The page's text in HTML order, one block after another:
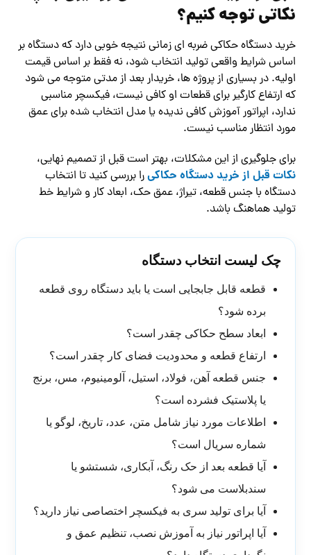
نکاتی توجه کنیم؟
خرید دستگاه حکاکی ضربه ای زمانی نتیجه خوبی دارد که دستگاه بر
اساس شرایط واقعی تولید انتخاب شود، نه فقط بر اساس قیمت
اولیه. در بسیاری از پروژه ها، خریدار بعد از مدتی متوجه می شود
که ارتفاع کارگیر برای قطعات او کافی نیست، فیکسچر مناسبی
ندارد، اپراتور آموزش کافی ندیده یا مدل انتخاب شده برای عمق
مورد انتظار مناسب نیست.
برای جلوگیری از این مشکلات، بهتر است قبل از تصمیم نهایی،
نکات قبل از خرید دستگاه حکاکیرا بررسی کنید تا انتخاب
دستگاه با جنس قطعه، تیراژ، عمق حک، ابعاد کار و شرایط خط
تولید هماهنگ باشد.
چک لیست انتخاب دستگاه
قطعه قابل جابجایی است یا باید دستگاه روی قطعه
برده شود؟
ابعاد سطح حکاکی چقدر است؟
ارتفاع قطعه و محدودیت فضای کار چقدر است؟
جنس قطعه آهن، فولاد، استیل، آلومینیوم، مس، برنج
یا پلاستیک فشرده است؟
اطلاعات مورد نیاز شامل متن، عدد، تاریخ، لوگو یا
شماره سریال است؟
آیا قطعه بعد از حک رنگ، آبکاری، شستشو یا
سندبلاست می شود؟
آیا برای تولید سری به فیکسچر اختصاصی نیاز دارید؟
آیا اپراتور نیاز به آموزش نصب، تنظیم عمق و